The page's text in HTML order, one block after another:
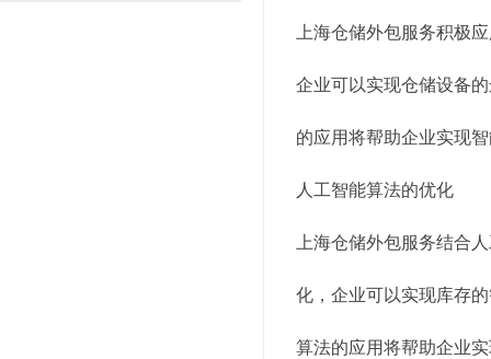
上海仓储外包服务积极
企业可以实现仓储设备
的应用将帮助企业实现
人工智能算法的优化
上海仓储外包服务结合
化，企业可以实现库存
算法的应用将帮助企业